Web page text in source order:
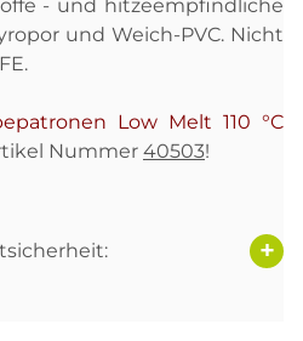
- und hitzeempfindliche
und Weich-PVC. Nicht
Low Melt 110 °C
Nummer 40503!